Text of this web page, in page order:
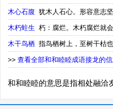
木心石腹 犹木人石心。形容意志
木朽蛀生 朽：腐烂。木朽腐烂就
木干鸟栖 指鸟栖树上，至树干枯
>> 查看全部和和睦睦成语接龙的信
和和睦睦的意思是指相处融洽